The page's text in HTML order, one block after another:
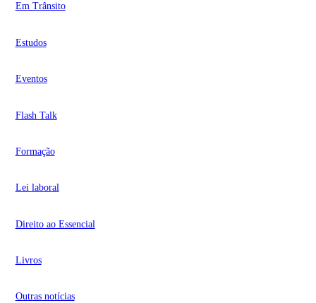
Em Trânsito
Estudos
Eventos
Flash Talk
Formação
Lei laboral
Direito ao Essencial
Livros
Outras notícias